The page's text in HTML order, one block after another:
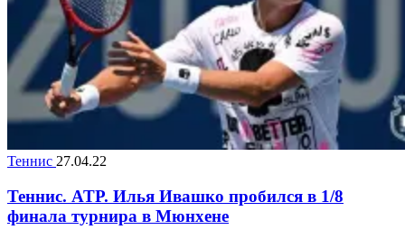
Теннис 27.04.22
Теннис. ATP. Илья Ивашко пробился в 1/8
финала турнира в Мюнхене